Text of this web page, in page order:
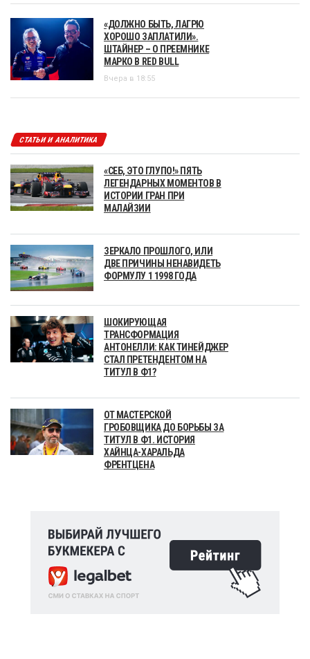
«ДОЛЖНО БЫТЬ, ЛАГРЮ
ХОРОШО ЗАПЛАТИЛИ».
ШТАЙНЕР – О ПРЕЕМНИКЕ
МАРКО В RED BULL
Вчера в 18:55
СТАТЬИ И АНАЛИТИКА
«СЕБ, ЭТО ГЛУПО!» ПЯТЬ
ЛЕГЕНДАРНЫХ МОМЕНТОВ В
ИСТОРИИ ГРАН ПРИ
МАЛАЙЗИИ
ЗЕРКАЛО ПРОШЛОГО, ИЛИ
ДВЕ ПРИЧИНЫ НЕНАВИДЕТЬ
ФОРМУЛУ 1 1998 ГОДА
ШОКИРУЮЩАЯ
ТРАНСФОРМАЦИЯ
АНТОНЕЛЛИ: КАК ТИНЕЙДЖЕР
СТАЛ ПРЕТЕНДЕНТОМ НА
ТИТУЛ В Ф1?
ОТ МАСТЕРСКОЙ
ГРОБОВЩИКА ДО БОРЬБЫ ЗА
ТИТУЛ В Ф1. ИСТОРИЯ
ХАЙНЦА-ХАРАЛЬДА
ФРЕНТЦЕНА